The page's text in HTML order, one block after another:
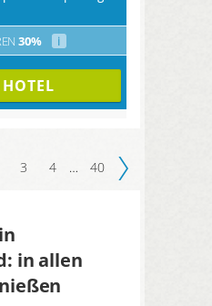
30% i
3 4 … 40
in allen